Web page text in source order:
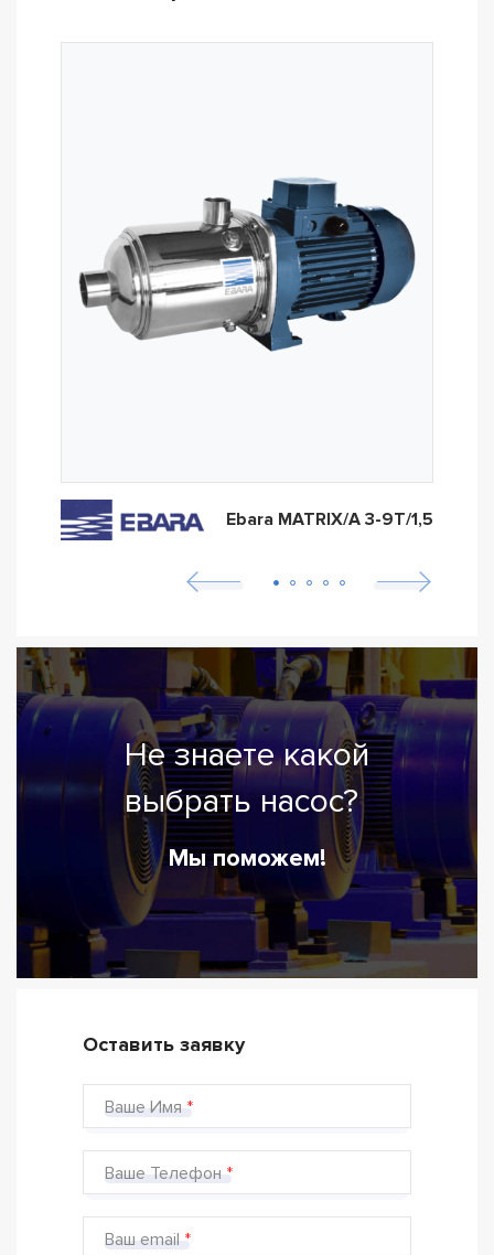
Ebara MATRIX/A 3-9T/1,5
Не знаете какой
выбрать насос?
Мы поможем!
Оставить заявку
Ваше Имя
Ваше Телефон
Ваш email